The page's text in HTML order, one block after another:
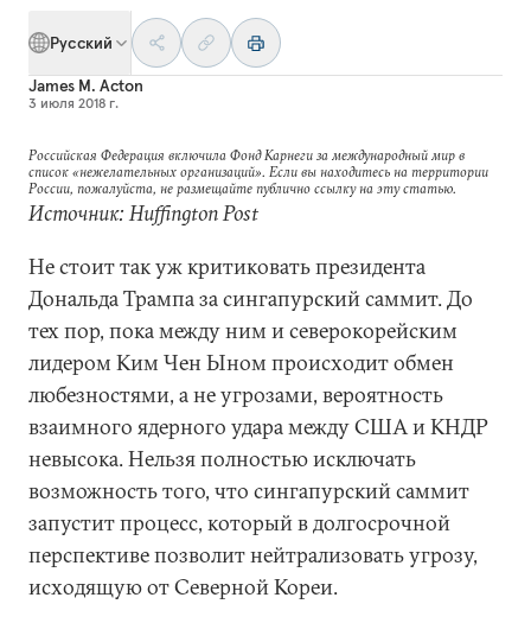
Русский
James M. Acton
3 июля 2018 г.
Российская Федерация включила Фонд Карнеги за международный мир в
список «нежелательных организаций». Если вы находитесь на территории
России, пожалуйста, не размещайте публично ссылку на эту статью.
Источник: Huffington Post
Не стоит так уж критиковать президента
Дональда Трампа за сингапурский саммит. До
тех пор, пока между ним и северокорейским
лидером Ким Чен Ыном происходит обмен
любезностями, а не угрозами, вероятность
взаимного ядерного удара между США и КНДР
невысока. Нельзя полностью иcключать
возможность того, что сингапурский саммит
запустит процесс, который в долгосрочной
перспективе позволит нейтрализовать угрозу,
исходящую от Северной Кореи.